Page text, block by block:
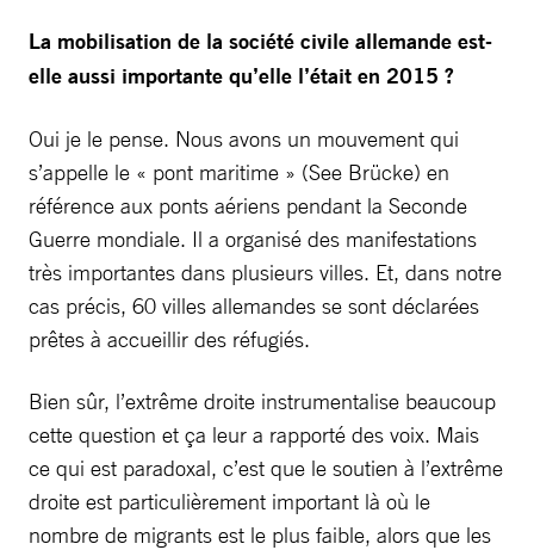
La mobilisation de la société civile allemande est-
elle aussi importante qu’elle l’était en 2015 ?
Oui je le pense. Nous avons un mouvement qui
s’appelle le « pont maritime » (See Brücke) en
référence aux ponts aériens pendant la Seconde
Guerre mondiale. Il a organisé des manifestations
très importantes dans plusieurs villes. Et, dans notre
cas précis, 60 villes allemandes se sont déclarées
prêtes à accueillir des réfugiés.
Bien sûr, l’extrême droite instrumentalise beaucoup
cette question et ça leur a rapporté des voix. Mais
ce qui est paradoxal, c’est que le soutien à l’extrême
droite est particulièrement important là où le
nombre de migrants est le plus faible, alors que les